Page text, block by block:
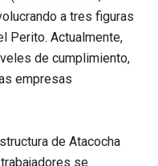
a tres figuras
Perito. Actualmente,
de cumplimiento,
empresas
de Atacocha
se